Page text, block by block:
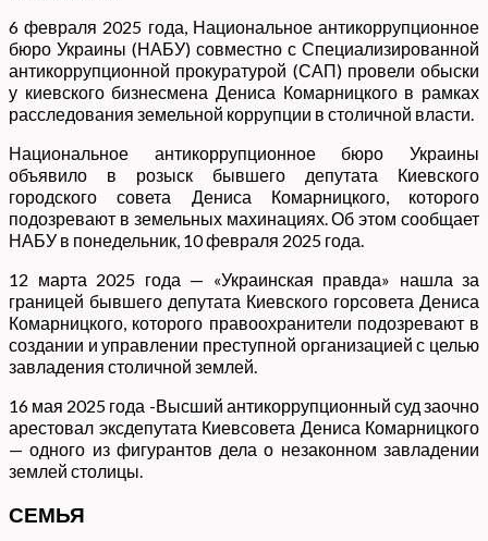
6 февраля 2025 года, Национальное антикоррупционное
бюро Украины (НАБУ) совместно с Специализированной
антикоррупционной прокуратурой (САП) провели обыски
у киевского бизнесмена Дениса Комарницкого в рамках
расследования земельной коррупции в столичной власти.
Национальное антикоррупционное бюро Украины
объявило в розыск бывшего депутата Киевского
городского совета Дениса Комарницкого, которого
подозревают в земельных махинациях. Об этом сообщает
НАБУ в понедельник, 10 февраля 2025 года.
12 марта 2025 года — «Украинская правда» нашла за
границей бывшего депутата Киевского горсовета Дениса
Комарницкого, которого правоохранители подозревают в
создании и управлении преступной организацией с целью
завладения столичной землей.
16 мая 2025 года -Высший антикоррупционный суд заочно
арестовал эксдепутата Киевсовета Дениса Комарницкого
— одного из фигурантов дела о незаконном завладении
землей столицы.
СЕМЬЯ